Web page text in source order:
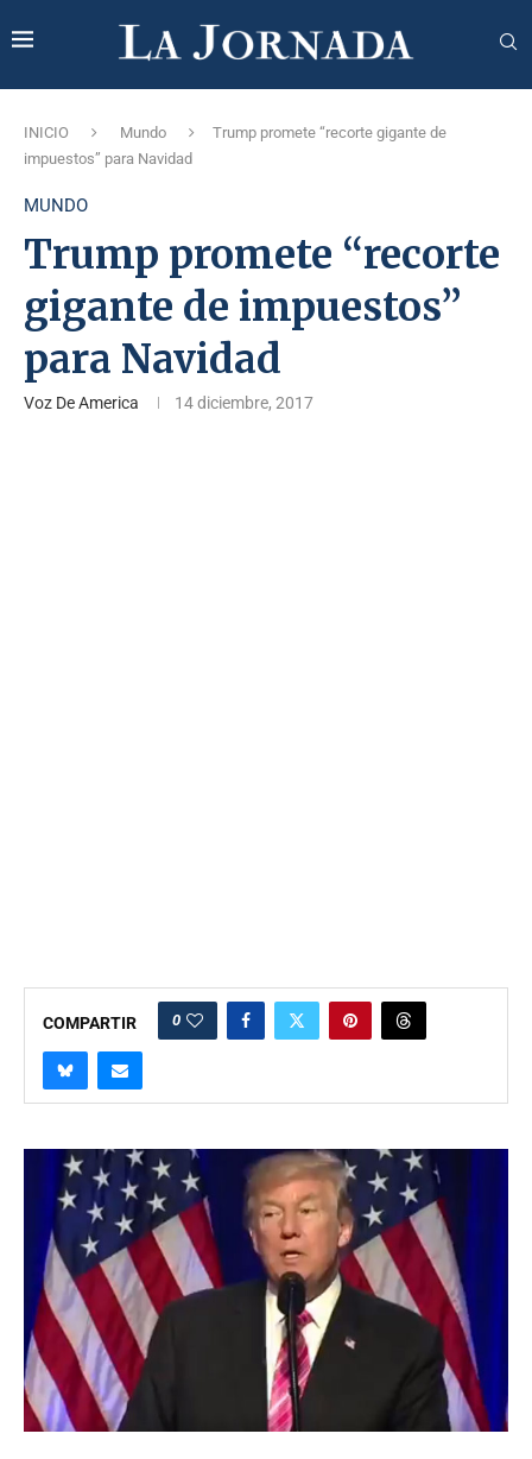
INICIO Mundo
Trump promete “recorte gigante de
impuestos” para Navidad
MUNDO
Trump promete “recorte
gigante de impuestos”
para Navidad
Voz De America 14 diciembre, 2017
COMPARTIR 0